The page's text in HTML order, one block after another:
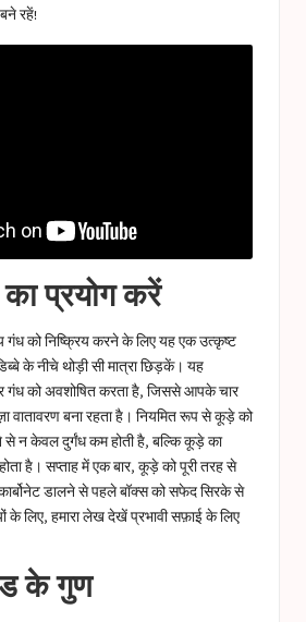
रहें!
प्रयोग करें
को निष्क्रिय करने के लिए यह एक उत्कृष्ट
के नीचे थोड़ी सी मात्रा छिड़कें। यह
गंध को अवशोषित करता है, जिससे आपके चार
वातावरण बना रहता है। नियमित रूप से कूड़े को
से न केवल दुर्गंध कम होती है, बल्कि कूड़े का
है। सप्ताह में एक बार, कूड़े को पूरी तरह से
डालने से पहले बॉक्स को सफेद सिरके से
के लिए, हमारा लेख देखेंप्रभावी सफ़ाई के लिए
के गुण